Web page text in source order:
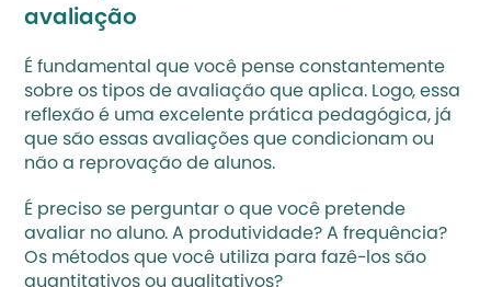
avaliação
É fundamental que você pense constantemente
sobre os tipos de avaliação que aplica. Logo, essa
reflexão é uma excelente prática pedagógica, já
que são essas avaliações que condicionam ou
não a reprovação de alunos.
É preciso se perguntar o que você pretende
avaliar no aluno. A produtividade? A frequência?
Os métodos que você utiliza para fazê-los são
quantitativos ou qualitativos?